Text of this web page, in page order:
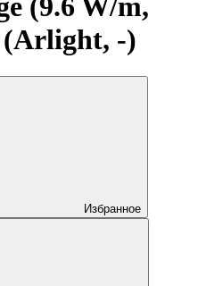
(9.6 W/m,
(Arlight, -)
Избранное